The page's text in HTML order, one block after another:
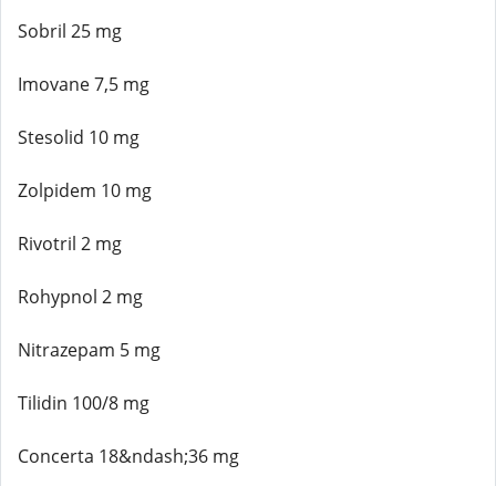
Sobril 25 mg
Imovane 7,5 mg
Stesolid 10 mg
Zolpidem 10 mg
Rivotril 2 mg
Rohypnol 2 mg
Nitrazepam 5 mg
Tilidin 100/8 mg
Concerta 18&ndash;36 mg